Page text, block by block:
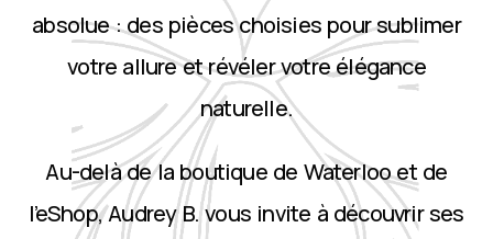
absolue : des pièces choisies pour sublimer
votre allure et révéler votre élégance
naturelle.
Au-delà de la boutique de Waterloo et de
l’eShop, Audrey B. vous invite à découvrir ses